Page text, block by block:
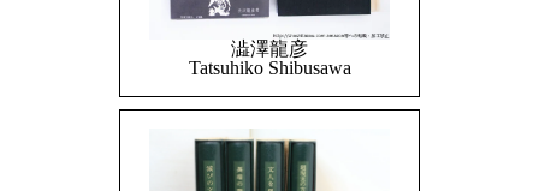
澁澤龍彦
Tatsuhiko Shibusawa